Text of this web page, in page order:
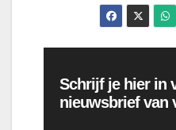
Schrijf je hier in
nieuwsbrief van